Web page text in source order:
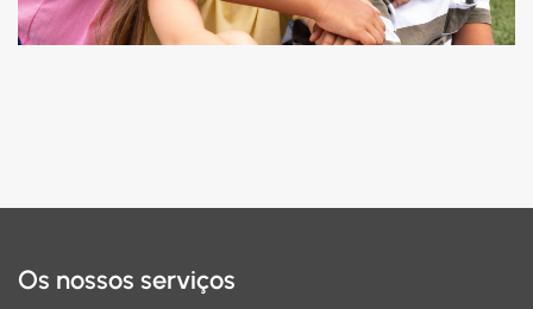
Os nossos serviços